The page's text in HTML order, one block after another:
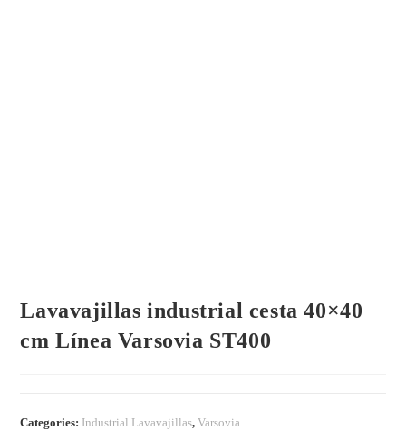
Lavavajillas industrial cesta 40×40
cm Línea Varsovia ST400
Categories: Industrial Lavavajillas,Varsovia